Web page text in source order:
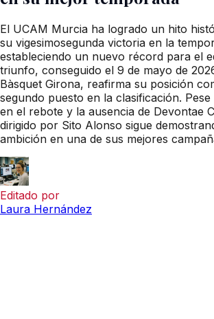
El UCAM Murcia ha logrado un hito
su vigesimosegunda victoria en la
estableciendo un nuevo récord para el
triunfo, conseguido el 9 de mayo de
Bàsquet Girona, reafirma su posición
segundo puesto en la clasificación. Pese
en el rebote y la ausencia de Devontae
dirigido por Sito Alonso sigue
ambición en una de sus mejores
Editado por
Laura Hernández